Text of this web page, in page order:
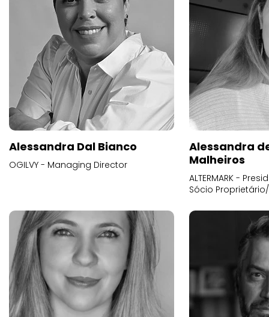
Alessandra Dal Bianco
OGILVY - Managing Director
Alessandra
Malheiros
ALTERMARK -
Sócio